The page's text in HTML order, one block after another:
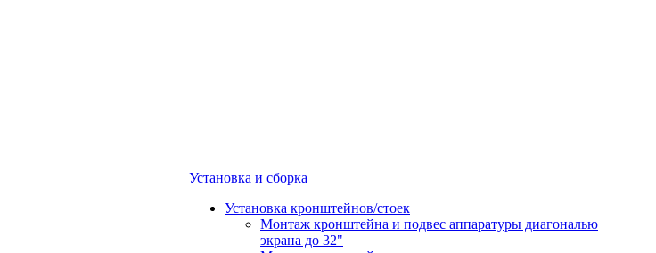
Установка и сборка
Установка кронштейнов/стоек
Монтаж кронштейна и подвес аппаратуры диагональю
экрана до 32"